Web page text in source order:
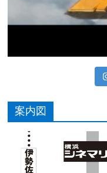
案内図